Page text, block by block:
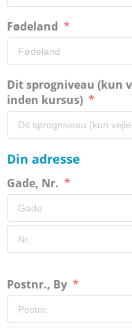
Fødeland
Dit sprogniveau (kun
inden kursus)
Din adresse
Gade, Nr.
Postnr., By